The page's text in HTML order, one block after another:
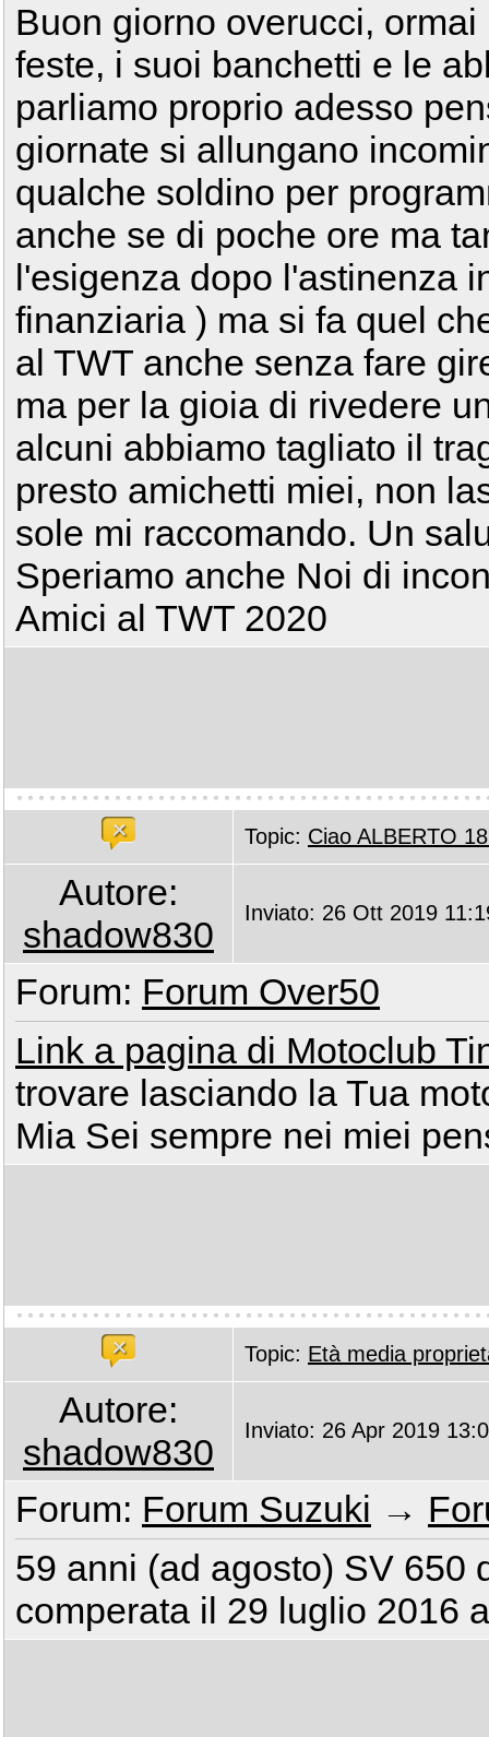
Buon giorno overucci,
feste, i suoi banchetti e le
parliamo proprio adesso
giornate si allungano
qualche soldino per
anche se di poche ore ma
l'esigenza dopo l'astinenza
finanziaria ) ma si fa quel
al TWT anche senza fare
ma per la gioia di rivedere
alcuni abbiamo tagliato il
presto amichetti miei, non
sole mi raccomando. Un
Speriamo anche Noi di
Amici al TWT 2020
Topic: Ciao ALBERTO
Autore:
shadow830
Inviato: 26 Ott 2019
Forum: Forum Over50
Link a pagina di Motoclub
trovare lasciando la Tua
Mia Sei sempre nei miei
Topic: Età media
Autore:
shadow830
Inviato: 26 Apr 2019
Forum: Forum Suzuki →
59 anni (ad agosto) SV 650
comperata il 29 luglio 2016